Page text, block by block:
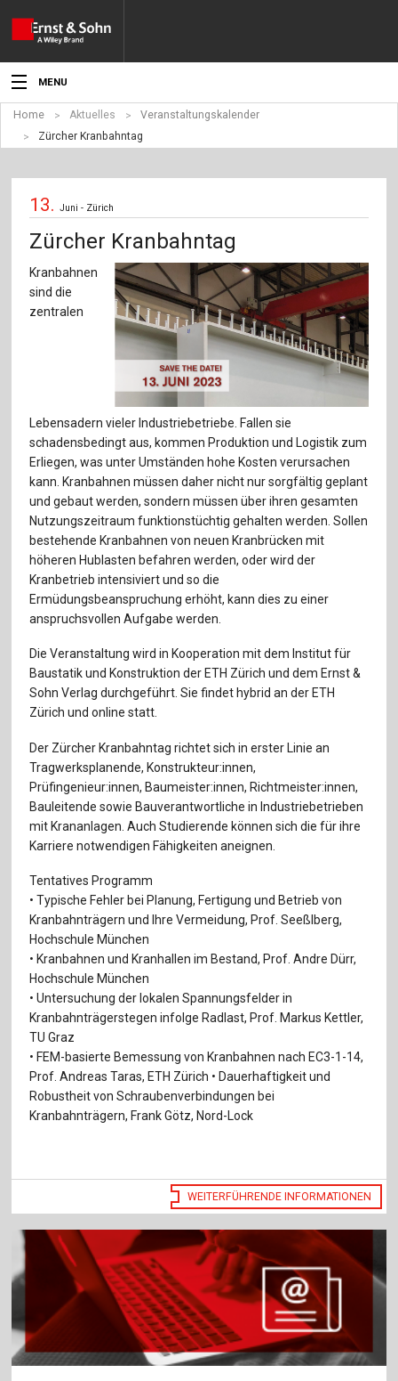
MENU
Aktuelles
Angebote
Fachgebiete
Verlag
Sprache / Language: DE Sprache / Language: EN
Home Aktuelles
Veranstaltungskalender
Zürcher Kranbahntag
13.Juni - Zürich
Zürcher Kranbahntag
Kranbahnen
sind die
zentralen
Lebensadern vieler Industriebetriebe. Fallen sie
schadensbedingt aus, kommen Produktion und Logistik zum
Erliegen, was unter Umständen hohe Kosten verursachen
kann. Kranbahnen müssen daher nicht nur sorgfältig geplant
und gebaut werden, sondern müssen über ihren gesamten
Nutzungszeitraum funktionstüchtig gehalten werden. Sollen
bestehende Kranbahnen von neuen Kranbrücken mit
höheren Hublasten befahren werden, oder wird der
Kranbetrieb intensiviert und so die
Ermüdungsbeanspruchung erhöht, kann dies zu einer
anspruchsvollen Aufgabe werden.
Die Veranstaltung wird in Kooperation mit dem Institut für
Baustatik und Konstruktion der ETH Zürich und dem Ernst &
Sohn Verlag durchgeführt. Sie findet hybrid an der ETH
Zürich und online statt.
Der Zürcher Kranbahntag richtet sich in erster Linie an
Tragwerksplanende, Konstrukteur:innen,
Prüfingenieur:innen, Baumeister:innen, Richtmeister:innen,
Bauleitende sowie Bauverantwortliche in Industriebetrieben
mit Krananlagen. Auch Studierende können sich die für ihre
Karriere notwendigen Fähigkeiten aneignen.
Tentatives Programm
• Typische Fehler bei Planung, Fertigung und Betrieb von
Kranbahnträgern und Ihre Vermeidung, Prof. Seeßlberg,
Hochschule München
• Kranbahnen und Kranhallen im Bestand, Prof. Andre Dürr,
Hochschule München
• Untersuchung der lokalen Spannungsfelder in
Kranbahnträgerstegen infolge Radlast, Prof. Markus Kettler,
TU Graz
• FEM-basierte Bemessung von Kranbahnen nach EC3-1-14,
Prof. Andreas Taras, ETH Zürich • Dauerhaftigkeit und
Robustheit von Schraubenverbindungen bei
Kranbahnträgern, Frank Götz, Nord-Lock
WEITERFÜHRENDE INFORMATIONEN